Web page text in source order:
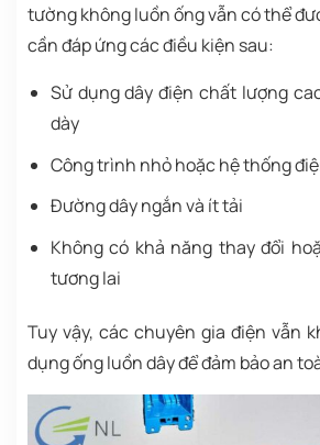
tường không luồn ống vẫn có thể
cần đáp ứng các điều kiện sau:
Sử dụng dây điện chất lượng
dày
Công trình nhỏ hoặc hệ thống
Đường dây ngắn và ít tải
Không có khả năng thay đổi
tương lai
Tuy vậy, các chuyên gia điện vẫn
dụng ống luồn dây để đảm bảo an